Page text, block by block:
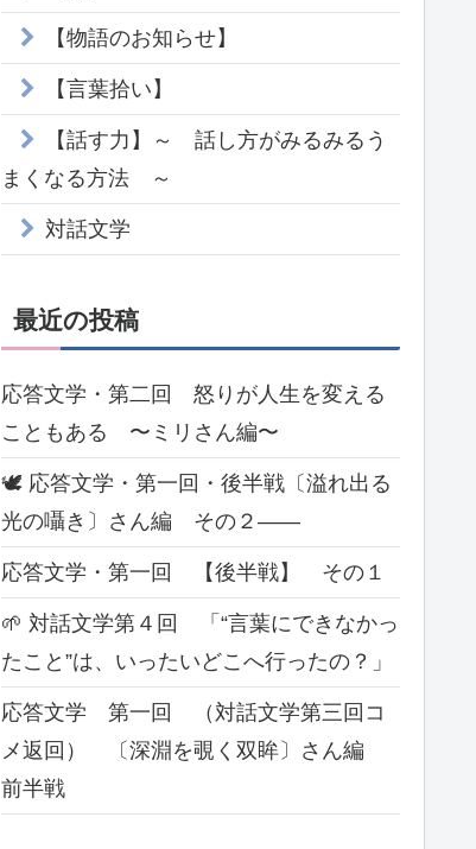
【物語のお知らせ】
【言葉拾い】
【話す力】～ 話し方がみるみるう
まくなる方法 ～
対話文学
最近の投稿
応答文学・第二回 怒りが人生を変える
こともある 〜ミリさん編〜
🕊 応答文学・第一回・後半戦〔溢れ出る
光の囁き〕さん編 その２――
応答文学・第一回 【後半戦】 その１
🌱 対話文学第４回 「“言葉にできなかっ
たこと”は、いったいどこへ行ったの？」
応答文学 第一回 （対話文学第三回コ
メ返回） 〔深淵を覗く双眸〕さん編
前半戦